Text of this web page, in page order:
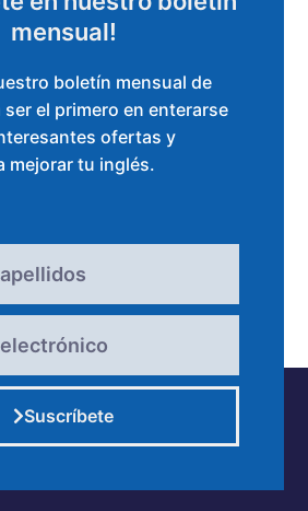
mensual!
boletín mensual de
el primero en enterarse
ofertas y
mejorar tu inglés.
Suscríbete